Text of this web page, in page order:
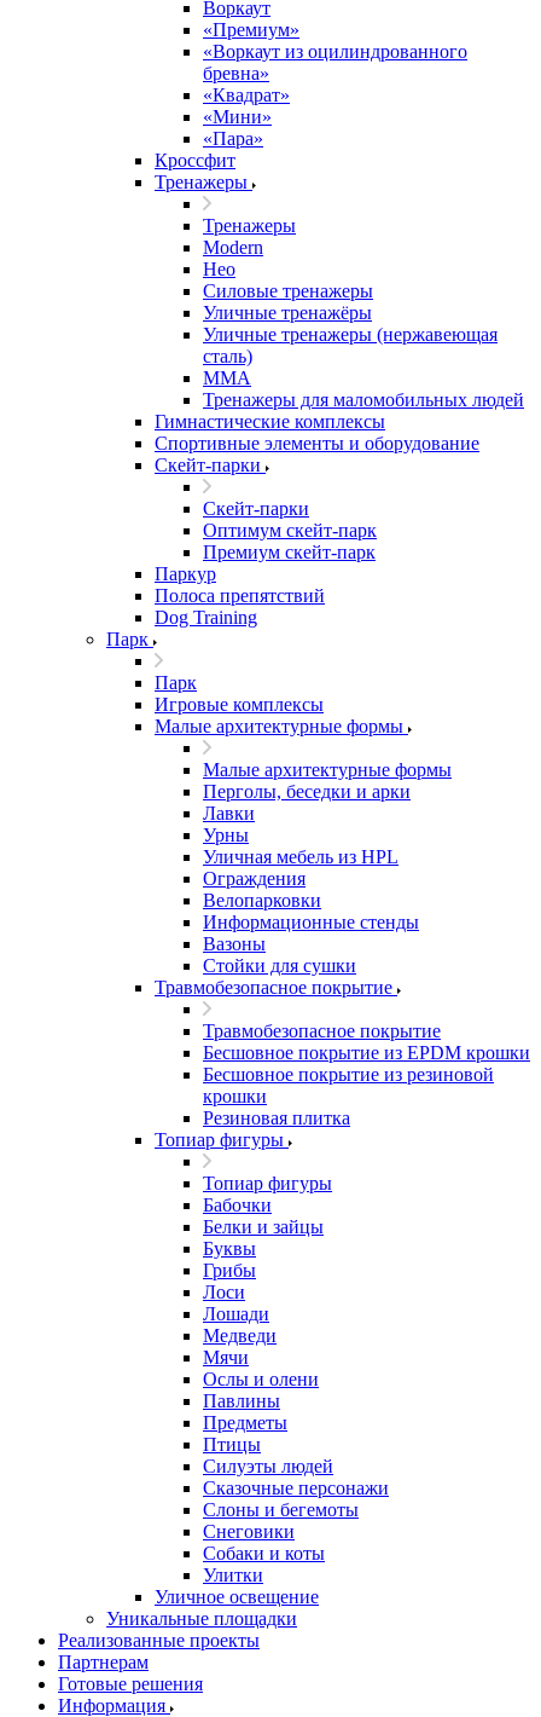
Воркаут
«Премиум»
«Воркаут из оцилиндрованного
бревна»
«Квадрат»
«Мини»
«Пара»
Кроссфит
Тренажеры
Тренажеры
Modern
Нео
Силовые тренажеры
Уличные тренажёры
Уличные тренажеры (нержавеющая
сталь)
ММА
Тренажеры для маломобильных людей
Гимнастические комплексы
Спортивные элементы и оборудование
Скейт-парки
Скейт-парки
Оптимум скейт-парк
Премиум скейт-парк
Паркур
Полоса препятствий
Dog Training
Парк
Парк
Игровые комплексы
Малые архитектурные формы
Малые архитектурные формы
Перголы, беседки и арки
Лавки
Урны
Уличная мебель из HPL
Ограждения
Велопарковки
Информационные стенды
Вазоны
Стойки для сушки
Травмобезопасное покрытие
Травмобезопасное покрытие
Бесшовное покрытие из EPDM крошки
Бесшовное покрытие из резиновой
крошки
Резиновая плитка
Топиар фигуры
Топиар фигуры
Бабочки
Белки и зайцы
Буквы
Грибы
Лоси
Лошади
Медведи
Мячи
Ослы и олени
Павлины
Предметы
Птицы
Силуэты людей
Сказочные персонажи
Слоны и бегемоты
Снеговики
Собаки и коты
Улитки
Уличное освещение
Уникальные площадки
Реализованные проекты
Партнерам
Готовые решения
Информация